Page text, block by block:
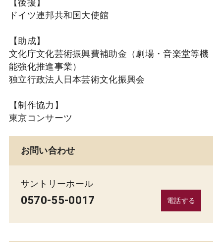
ドイツ連邦共和国大使館
【助成】
文化庁文化芸術振興費補助金（劇場・音楽堂等機
能強化推進事業）
独立行政法人日本芸術文化振興会
【制作協力】
東京コンサーツ
お問い合わせ
サントリーホール
0570-55-0017 電話する